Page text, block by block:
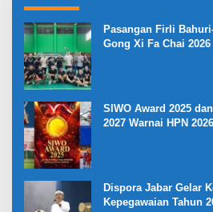
Pasangan Firli
Gong Xi Fa Chai 2026
SIWO Award 2025
2027 Warnai HPN
Dispora Jabar Gelar
Kepegawaian Tahun